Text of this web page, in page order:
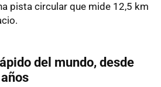
pista circular que mide 12,5 km
del mundo, desde